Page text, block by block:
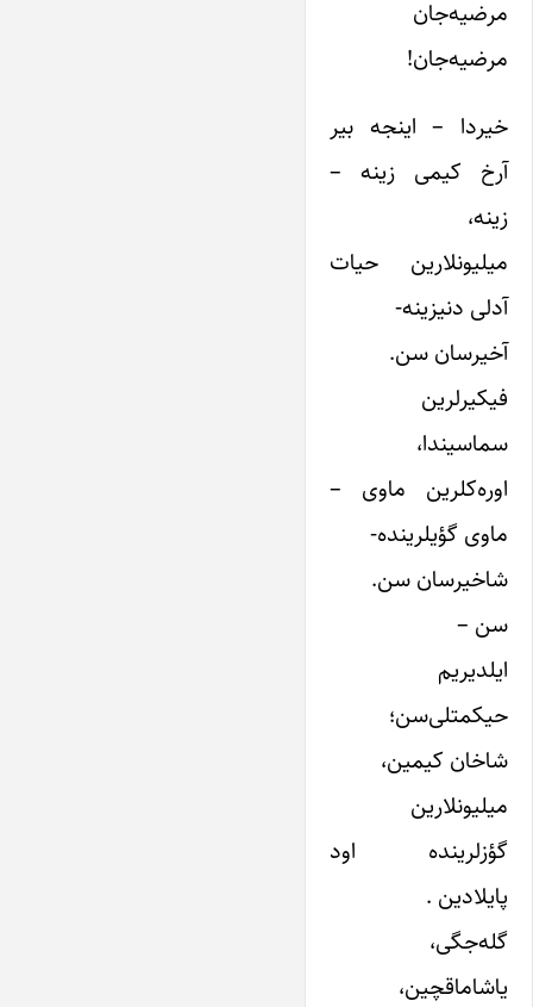
مرضیه‌جان
مرضیه‌جان!
خیردا – اینجه بیر
آرخ کیمی زینه –
زینه،
میلیونلارین حیات
آدلی دنیزینه-
آخیرسان سن.
فیکیرلرین
سماسیندا،
اوره‌کلرین ماوی –
ماوی گؤیلرینده-
شاخیرسان سن.
سن –
ایلدیریم
حیکمتلی‌سن؛
شاخان کیمین،
میلیونلارین
گؤزلرینده اود
پایلادین .
گله‌جگی،
یاشاماقچین،